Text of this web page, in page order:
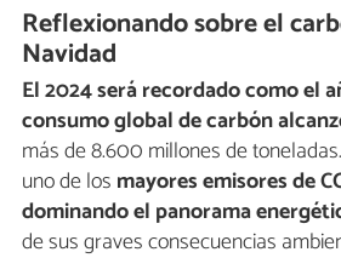
Reflexionando sobre el
Navidad
El 2024 será recordado como el
consumo global de carbón
más de 8.600 millones de
uno de los mayores emisores de
dominando el panorama
de sus graves consecuencias